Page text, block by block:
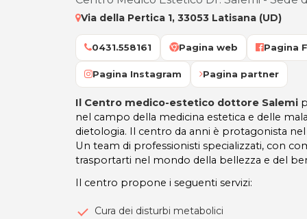
Via della Pertica 1, 33053 Latisana (UD)
0431.558161 Pagina web Pagina
Pagina Instagram Pagina partner
Il Centro medico-estetico dottore Salemi
nel campo della medicina estetica e delle
dietologia. Il centro da anni è protagonista nel
Un team di professionisti specializzati, con
trasportarti nel mondo della bellezza e del
Il centro propone i seguenti servizi:
Cura dei disturbi metabolici